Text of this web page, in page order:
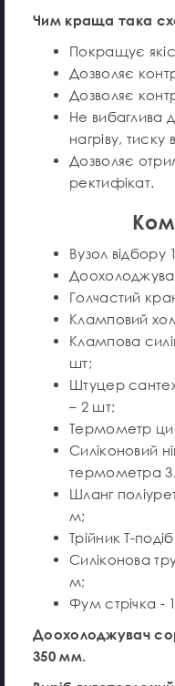
Чим краща така
Покращує
Дозволяє
Дозволяє
Не вибаглива
нагріву, тиску
Дозволяє
ректифікат.
Вузол відбору
Голчастий
Кламповий
Клампова
шт;
Штуцер
– 2 шт;
Термометр
Силіконовий
термометра
Шланг
м;
Трійник Т-
Силіконова
м;
Фум стрічка -
Доохолоджувач
350 мм.